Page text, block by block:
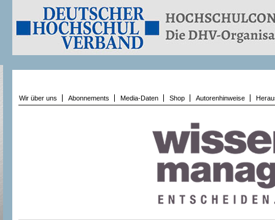
Wir über uns Abonnements Media-Daten Shop Autorenhinweise